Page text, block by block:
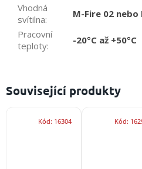
Související produkty
Kód: 16304 Kód:
Vhodná
svítilna:
M-Fire 02 nebo
Pracovní
teploty: -20°C až +50°C